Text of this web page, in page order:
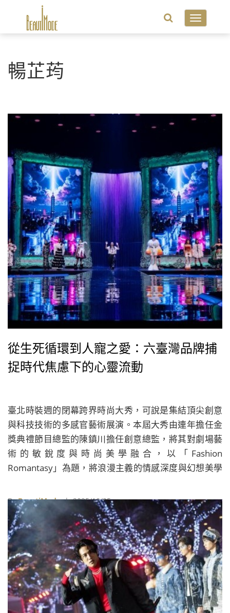
Toggle
暢芷荺
從生死循環到人寵之愛：六臺灣品牌捕
捉時代焦慮下的心靈流動
臺北時裝週的閉幕跨界時尚大秀，可說是集結頂尖創意
與科技技術的多感官藝術展演。本屆大秀由連年擔任金
獎典禮節目總監的陳鎮川擔任創意總監，將其對劇場藝
術的敏銳度與時尚美學融合，以「Fashion
Romantasy」為題，將浪漫主義的情感深度與幻想美學
ByBeautiMode| 2025/10/25